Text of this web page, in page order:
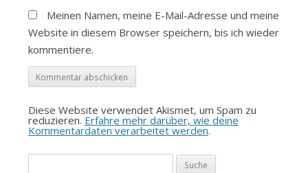
Meinen Namen, meine E-Mail-Adresse und meine
Website in diesem Browser speichern, bis ich wieder
kommentiere.
Diese Website verwendet Akismet, um Spam zu
reduzieren. Erfahre mehr darüber, wie deine
Kommentardaten verarbeitet werden.